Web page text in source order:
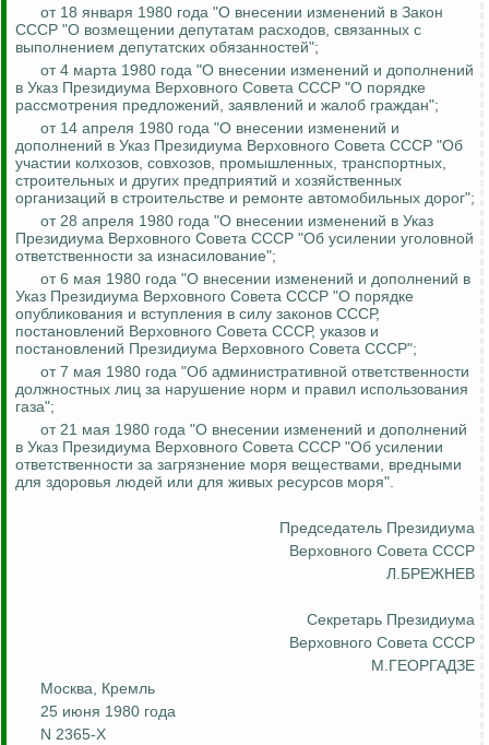
от 18 января 1980 года "О внесении изменений в Закон
СССР "О возмещении депутатам расходов, связанных с
выполнением депутатских обязанностей";
от 4 марта 1980 года "О внесении изменений и дополнений
в Указ Президиума Верховного Совета СССР "О порядке
рассмотрения предложений, заявлений и жалоб граждан";
от 14 апреля 1980 года "О внесении изменений и
дополнений в Указ Президиума Верховного Совета СССР "Об
участии колхозов, совхозов, промышленных, транспортных,
строительных и других предприятий и хозяйственных
организаций в строительстве и ремонте автомобильных дорог";
от 28 апреля 1980 года "О внесении изменений в Указ
Президиума Верховного Совета СССР "Об усилении уголовной
ответственности за изнасилование";
от 6 мая 1980 года "О внесении изменений и дополнений в
Указ Президиума Верховного Совета СССР "О порядке
опубликования и вступления в силу законов СССР,
постановлений Верховного Совета СССР, указов и
постановлений Президиума Верховного Совета СССР";
от 7 мая 1980 года "Об административной ответственности
должностных лиц за нарушение норм и правил использования
газа";
от 21 мая 1980 года "О внесении изменений и дополнений
в Указ Президиума Верховного Совета СССР "Об усилении
ответственности за загрязнение моря веществами, вредными
для здоровья людей или для живых ресурсов моря".
Председатель Президиума
Верховного Совета СССР
Л.БРЕЖНЕВ
Секретарь Президиума
Верховного Совета СССР
М.ГЕОРГАДЗЕ
Москва, Кремль
25 июня 1980 года
N 2365-X